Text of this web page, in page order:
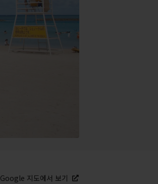
Google 지도에서 보기